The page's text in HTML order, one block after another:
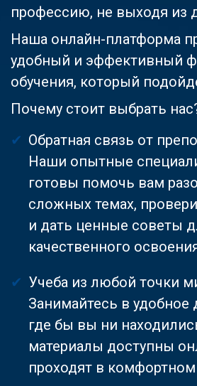
профессию, не выходя из
Наша онлайн-платформа
удобный и эффективный
обучения, который
Почему стоит выбрать
Обратная связь от
Наши опытные
готовы помочь вам
сложных темах,
и дать ценные советы
качественного
Учеба из любой точки
Занимайтесь в удобное
где бы вы ни
материалы доступны
проходят в